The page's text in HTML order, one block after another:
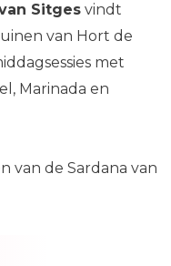
Sitges vindt
van Hort de
met
Marinada en
van de Sardana van